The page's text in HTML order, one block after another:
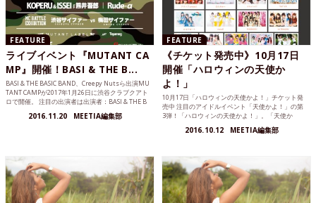
FEATURE
ライブイベント『MUTANT CA
MP』開催！BASI & THE B...
BASI & THE BASIC BAND、Creepy Nutsら出演MU
TANT CAMPが2017年1月26日に渋谷クラブクアト
ロで開催。 注目の出演者は出演者：BASI & THE B
ASIC BAND / BES / Creepy Nuts (R-指定＆DJ松永) /
APOLLO / KOPERU & ISSEI feat. 熊井吾郎 / Rude-α /
2016.11.20 MEETIA編集部
FEATURE
《チケット発売中》10月17日
開催「ハロウィンの天使か
よ！」
10月17日「ハロウィンの天使かよ！」チケット発
売中 注目のアイドルイベント「天使かよ！」の第
3弾！「ハロウィンの天使かよ！」。「天使か
2016.10.12 MEETIA編集部